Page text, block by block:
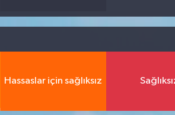
Hassaslar için sağlıksız